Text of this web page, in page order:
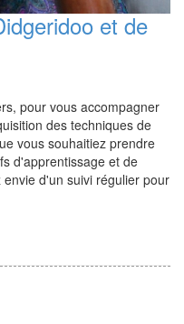
et de
pour vous accompagner
des techniques de
vous souhaitiez prendre
d'apprentissage et de
d'un suivi régulier pour